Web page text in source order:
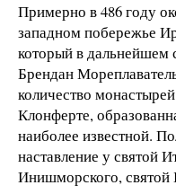
Примерно в 486 году
западном побережье
который в дальнейшем
Брендан
количество
Клонферте,
наиболее известной.
наставление у святой
Инишморского, святой